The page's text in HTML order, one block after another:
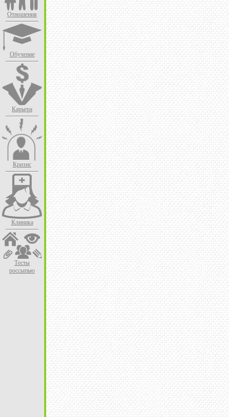
Отношения
Обучение
Карьера
Кризис
Клиника
Тесты
россыпью